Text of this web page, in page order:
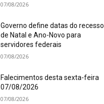
07/08/2026
Governo define datas do recesso
de Natal e Ano-Novo para
servidores federais
07/08/2026
Falecimentos desta sexta-feira
07/08/2026
07/08/2026